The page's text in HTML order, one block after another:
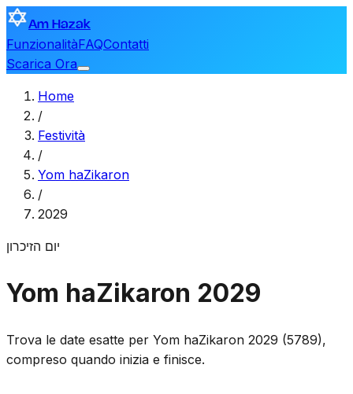
Am Hazak
FunzionalitàFAQContatti
Scarica Ora
Home
/
Festività
/
Yom haZikaron
/
2029
יום הזיכרון
Yom haZikaron 2029
Trova le date esatte per Yom haZikaron 2029 (5789),
compreso quando inizia e finisce.